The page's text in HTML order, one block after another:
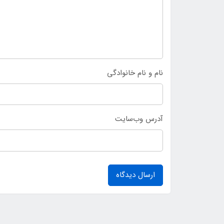
نام و نام خانوادگی
آدرس وب‌سایت
ارسال دیدگاه